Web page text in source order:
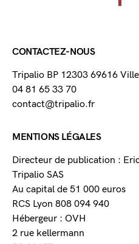
CONTACTEZ-NOUS
Tripalio BP 12303 69616
04 81 65 33 70
contact@tripalio.fr
MENTIONS LÉGALES
Directeur de publication :
Tripalio SAS
Au capital de 51 000 euros
RCS Lyon 808 094 940
Hébergeur : OVH
2 rue kellermann